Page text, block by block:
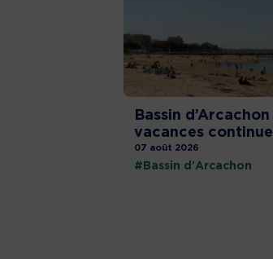
Bassin d’Arcachon
vacances
07 août 2026
#Bassin d'Arcachon